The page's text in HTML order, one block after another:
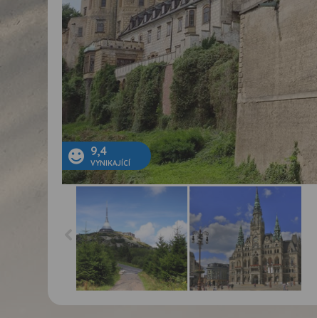
9,4
VYNIKAJÍCÍ